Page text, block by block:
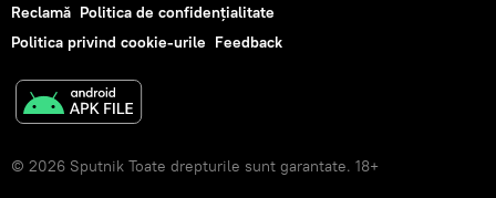
Reclamă Politica de confidențialitate
Politica privind cookie-urile Feedback
© 2026 Sputnik Toate drepturile sunt garantate. 18+